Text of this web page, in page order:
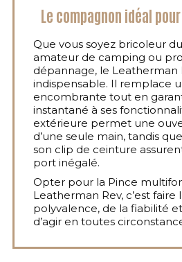
Le compagnon idéal
Que vous soyez bricoleur
amateur de camping ou
dépannage, le Leatherman
indispensable. Il remplace
encombrante tout en
instantané à ses
extérieure permet une
d’une seule main, tandis
son clip de ceinture
port inégalé.
Opter pour la Pince
Leatherman Rev, c’est faire
polyvalence, de la fiabilité
d’agir en toutes